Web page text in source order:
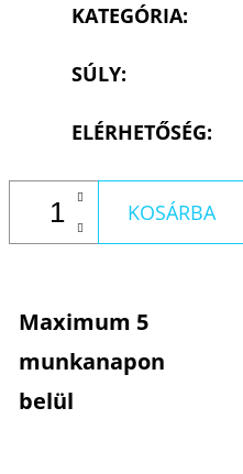
KATEGÓRIA:
SÚLY:
ELÉRHETŐSÉG:
KOSÁRBA
Maximum 5
munkanapon
belül